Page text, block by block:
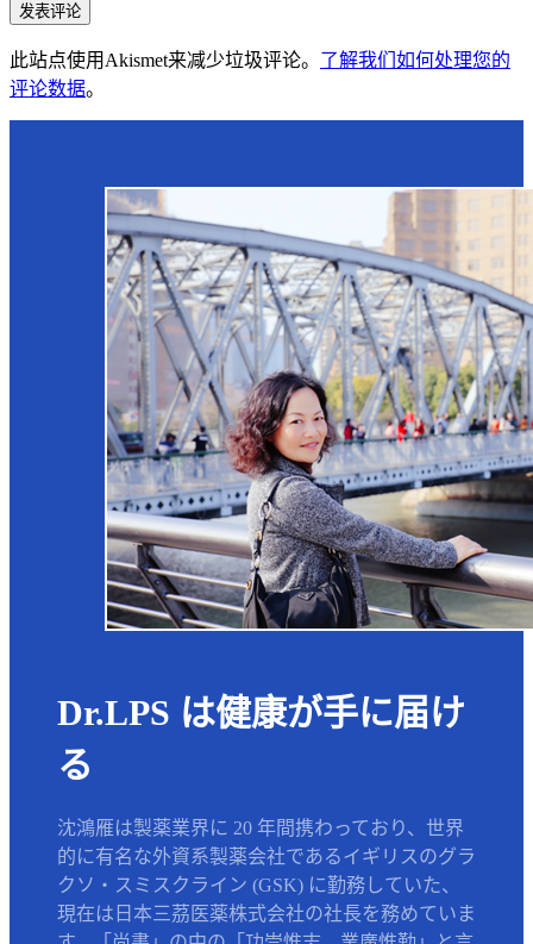
发表评论
此站点使用Akismet来减少垃圾评论。 了解我们如何处理您的
评论数据。
Dr.LPS は健康が手に届け
る
沈鴻雁は製薬業界に 20 年間携わっており、世界
的に有名な外資系製薬会社であるイギリスのグラ
クソ・スミスクライン (GSK) に勤務していた、
現在は日本三茘医薬株式会社の社長を務めていま